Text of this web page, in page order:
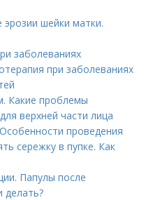
шейки матки.
заболеваниях
при заболеваниях
Какие проблемы
верхней части лица
проведения
сережку в пупке. Как
Папулы после
делать?